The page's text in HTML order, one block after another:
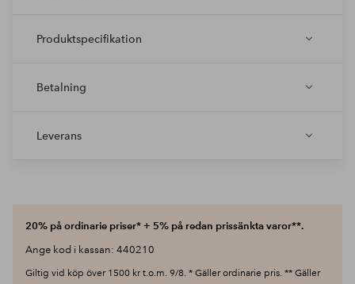
Produktspecifikation
Betalning
Leverans
20% på ordinarie priser* + 5% på redan prissänkta varor**.
Ange kod i kassan: 440210
Giltig vid köp över 1500 kr t.o.m. 9/8. * Gäller ordinarie pris. ** Gäller